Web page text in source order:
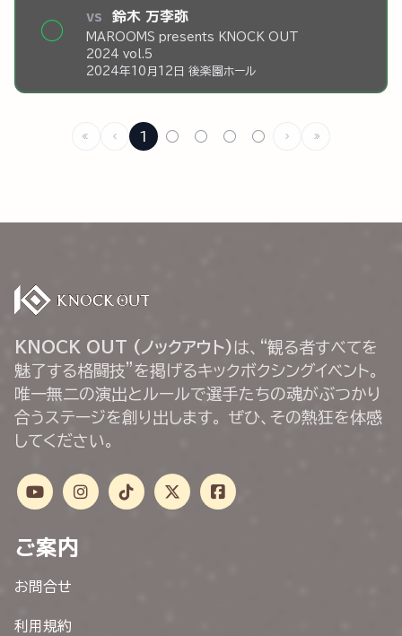
◯
vs 鈴木 万李弥
MAROOMS presents KNOCK OUT
2024 vol.5
2024年10月12日 後楽園ホール
1 ○ ○ ○ ○
KNOCK OUT (ノックアウト) は、“観る者すべてを
魅了する格闘技”を掲げるキックボクシングイベント。
唯一無二の演出とルールで選手たちの魂がぶつかり
合うステージを創り出します。 ぜひ、その熱狂を体感
してください。
ご案内
お問合せ
利用規約